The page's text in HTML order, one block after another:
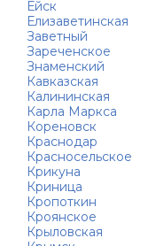
Ейск
Елизаветинская
Заветный
Зареченское
Знаменский
Кавказская
Калининская
Карла Маркса
Кореновск
Краснодар
Красносельское
Крикуна
Криница
Кропоткин
Кроянское
Крыловская